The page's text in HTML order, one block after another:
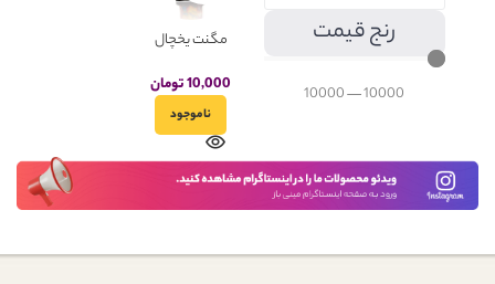
رنج قیمت
10000
—
10000
مگنت یخچال
کرن سرکه
بالزامیک مدل
چی توز
10,000تومان
ناموجود